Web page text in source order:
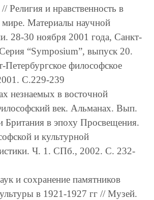
Религия и нравственность в
мире. Материалы научной
28-30 ноября 2001 года, Санкт-
“Symposium”, выпуск 20.
философское
С.229-239
незнаемых в восточной
век. Альманах. Вып.
Британия в эпоху Просвещения.
и культурной
Ч. 1. СПб., 2002. С. 232-
и сохранение памятников
в 1921-1927 гг // Музей.